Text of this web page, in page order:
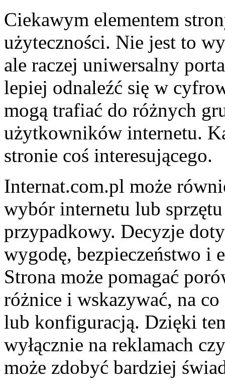
Ciekawym elementem
użyteczności. Nie jest to
ale raczej uniwersalny
lepiej odnaleźć się w
mogą trafiać do różnych
użytkowników internetu.
stronie coś interesującego.
Internat.com.pl może
wybór internetu lub
przypadkowy. Decyzje
wygodę, bezpieczeństwo i
Strona może pomagać
różnice i wskazywać, na
lub konfiguracją. Dzięki
wyłącznie na reklamach
może zdobyć bardziej